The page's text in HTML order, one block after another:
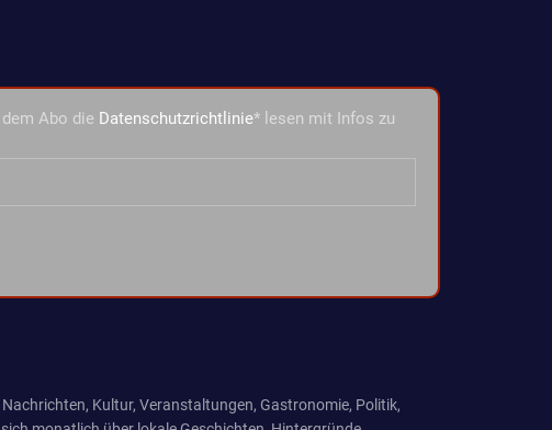
Abo die Datenschutzrichtlinie* lesen mit Infos zu
Kultur, Veranstaltungen, Gastronomie, Politik,